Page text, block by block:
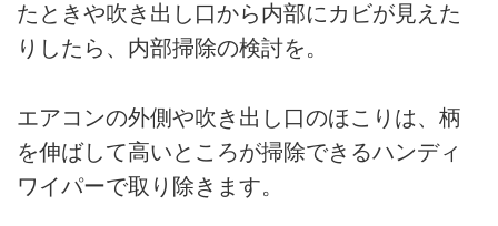
たときや吹き出し口から内部にカビが見えた
りしたら、内部掃除の検討を。
エアコンの外側や吹き出し口のほこりは、柄
を伸ばして高いところが掃除できるハンディ
ワイパーで取り除きます。